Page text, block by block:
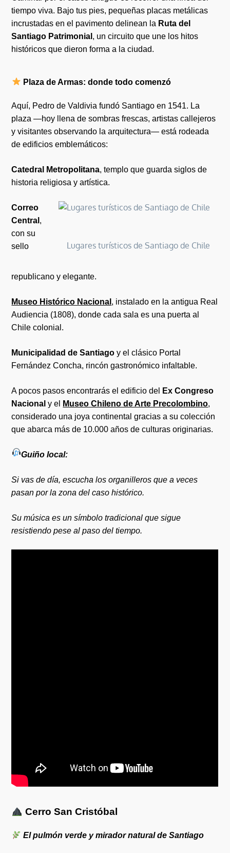
tiempo viva. Bajo tus pies, pequeñas placas metálicas
incrustadas en el pavimento delinean la Ruta del
Santiago Patrimonial , un circuito que une los hitos
históricos que dieron forma a la ciudad.
Plaza de Armas: donde todo comenzó
Aquí, Pedro de Valdivia fundó Santiago en 1541. La
plaza —hoy llena de sombras frescas, artistas callejeros
y visitantes observando la arquitectura— está rodeada
de edificios emblemáticos:
Catedral Metropolitana, templo que guarda siglos de
historia religiosa y artística.
Lugares turísticos de Santiago de Chile
Correo
Central ,
con su
sello
republicano y elegante.
Museo Histórico Nacional , instalado en la antigua Real
Audiencia (1808), donde cada sala es una puerta al
Chile colonial.
Municipalidad de Santiago y el clásico Portal
Fernández Concha, rincón gastronómico infaltable.
A pocos pasos encontrarás el edificio del
Ex Congreso
Nacional y el Museo Chileno de Arte Precolombino,
considerado una joya continental gracias a su colección
que abarca más de 10.000 años de culturas originarias.
Guiño local:
Si vas de día, escucha los organilleros que a veces
pasan por la zona del caso histórico.
Su música es un símbolo tradicional que sigue
resistiendo pese al paso del tiempo.
Cerro San Cristóbal
El pulmón verde y mirador natural de Santiago